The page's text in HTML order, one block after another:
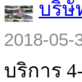
บริษั
2018-05-
บริการ